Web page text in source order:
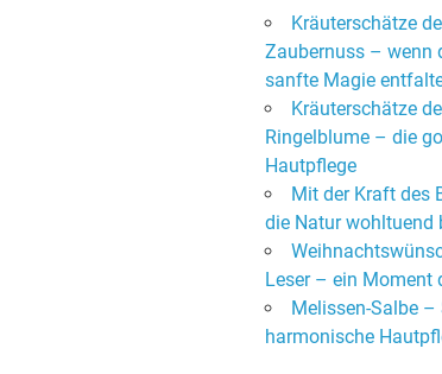
Kräuterschätze
Zaubernuss – wenn
sanfte Magie
Kräuterschätze
Ringelblume – die
Hautpflege
Mit der Kraft des
die Natur wohltuend
Leser – ein Moment
Melissen-Salbe
harmonische